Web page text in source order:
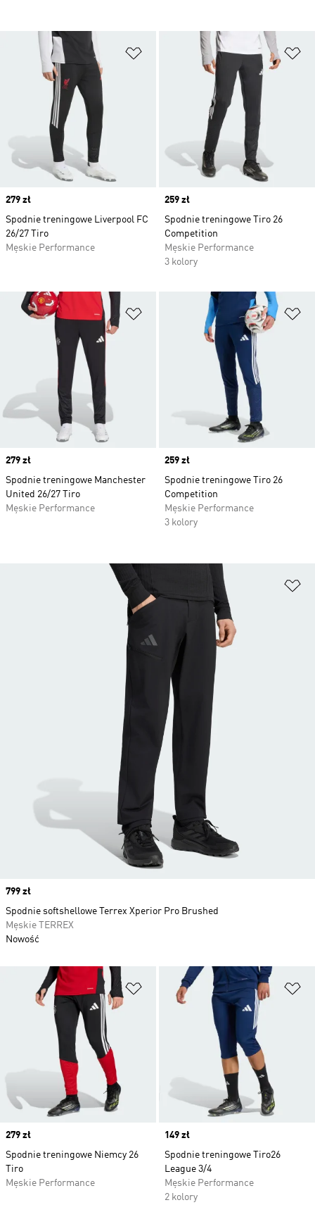
Dodaj do listy życzeń
Price
279 zł
Spodnie treningowe Liverpool FC
26/27 Tiro
Męskie Performance
Price
259 zł
Spodnie treningowe Tiro 26
Competition
Męskie Performance
3 kolory
Dodaj do listy życzeń
Price
279 zł
Spodnie treningowe Manchester
United 26/27 Tiro
Męskie Performance
Price
259 zł
Spodnie treningowe Tiro 26
Competition
Męskie Performance
3 kolory
Dodaj do listy życzeń
Price
279 zł
Spodnie treningowe Niemcy 26
Tiro
Męskie Performance
Price
149 zł
Spodnie treningowe Tiro26
League 3/4
Męskie Performance
2 kolory
Price
799 zł
Spodnie softshellowe Terrex Xperior Pro Brushed
Męskie TERREX
Nowość